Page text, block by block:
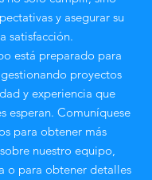
y asegurar su
satisfacción.
está preparado para
proyectos
y experiencia que
esperan. Comuníquese
para obtener más
nuestro equipo,
o para obtener detalles